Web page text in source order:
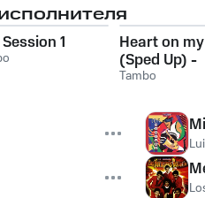
1
Heart on
(Sped Up) -
Ghostwriter
Tambo